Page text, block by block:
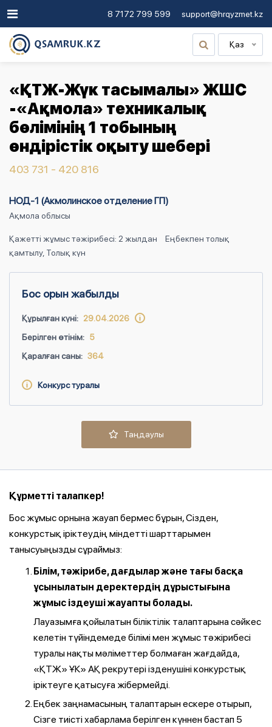
8 7172 799 599 support@hrqyzmet.kz
Қаз
«ҚТЖ-Жүк тасымалы» ЖШС
-«Ақмола» техникалық
бөлімінің 1 тобының
өндірістік оқыту шебері
403 731 - 420 816
НОД-1 (Акмолинское отделение ГП)
Ақмола облысы
Қажетті жұмыс тәжірибесі: 2 жылдан
Еңбекпен толық
қамтылу, Толық күн
Бос орын жабылды
Құрылған күні: 29.04.2026
Берілген өтінім: 5
Қаралған саны: 364
Конкурс туралы
Таңдаулы
Құрметті талапкер!
Бос жұмыс орнына жауап бермес бұрын, Сізден,
конкурстық іріктеудің міндетті шарттарымен
танысуыңызды сұраймыз:
Білім, тәжірибе, дағдылар және тағы басқа
ұсынылатын деректердің дұрыстығына
жұмыс іздеуші жауапты болады.
Лауазымға қойылатын біліктілік талаптарына сәйкес
келетін түйіндемеде білімі мен жұмыс тәжірибесі
туралы нақты мәліметтер болмаған жағдайда,
«ҚТЖ» ҰК» АҚ рекрутері ізденушіні конкурстық
іріктеуге қатысуға жібермейді.
Еңбек заңнамасының талаптарын ескере отырып,
Сізге тиісті хабарлама берілген күннен бастап 5